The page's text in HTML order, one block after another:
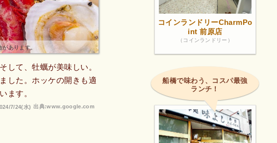
あります。
して、牡蠣が美味しい。
した。ホッケの開きも適
ます。
出典:www.google.com
7/24(水)
コインランドリーCharmPo
int 前原店
（コインランドリー）
船橋で味わう、コスパ最強
ランチ！